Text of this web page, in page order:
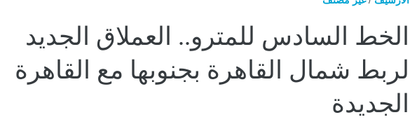
الخط السادس للمترو.. العملاق الجديد
لربط شمال القاهرة بجنوبها مع القاهرة
الجديدة